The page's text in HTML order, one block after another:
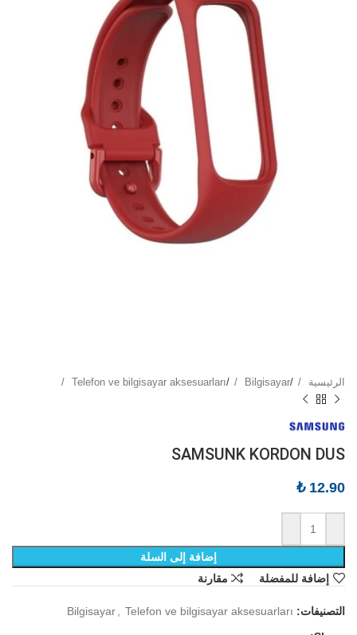
الرئيسية /
Bilgisayar
/
Telefon ve bilgisayar aksesuarları
SAMSUNK KORDON DUS
₺12.90
إضافة إلى السلة
إضافة للمفضلة
مقارنة
التصنيفات: Bilgisayar, Telefon ve bilgisayar aksesuarları